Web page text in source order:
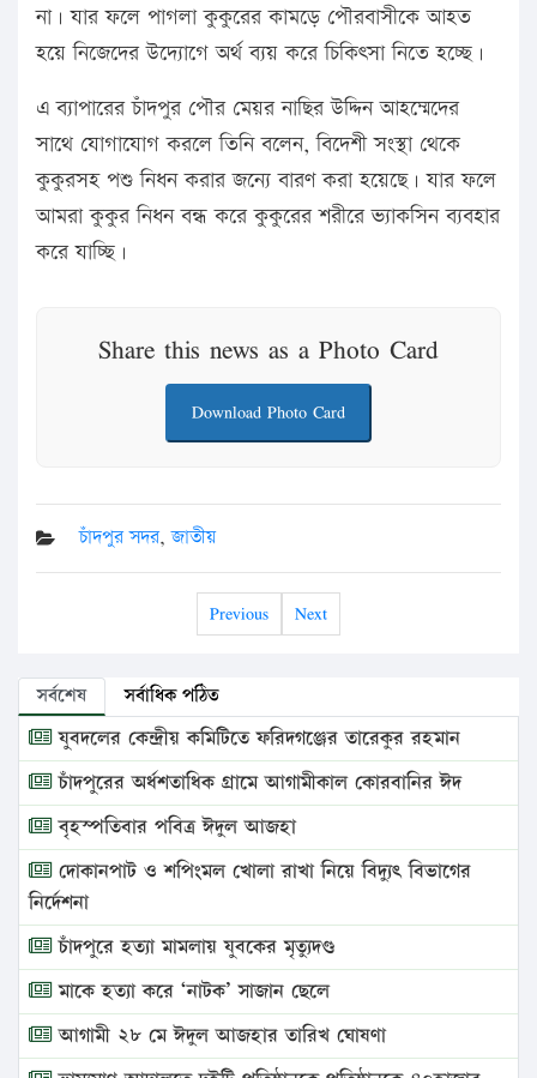
না। যার ফলে পাগলা কুকুরের কামড়ে পৌরবাসীকে আহত
হয়ে নিজেদের উদ্যোগে অর্থ ব্যয় করে চিকিৎসা নিতে হচ্ছে।
এ ব্যাপারের চাঁদপুর পৌর মেয়র নাছির উদ্দিন আহম্মেদের
সাথে যোগাযোগ করলে তিনি বলেন, বিদেশী সংস্থা থেকে
কুকুরসহ পশু নিধন করার জন্যে বারণ করা হয়েছে। যার ফলে
আমরা কুকুর নিধন বন্ধ করে কুকুরের শরীরে ভ্যাকসিন ব্যবহার
করে যাচ্ছি।
Share this news as a Photo Card
Download Photo Card
চাঁদপুর সদর,জাতীয়
Previous Next
সর্বশেষ সর্বাধিক পঠিত
যুবদলের কেন্দ্রীয় কমিটিতে ফরিদগঞ্জের তারেকুর রহমান
চাঁদপুরের অর্ধশতাধিক গ্রামে আগামীকাল কোরবানির ঈদ
বৃহস্পতিবার পবিত্র ঈদুল আজহা
দোকানপাট ও শপিংমল খোলা রাখা নিয়ে বিদ্যুৎ বিভাগের
নির্দেশনা
চাঁদপুরে হত্যা মামলায় যুবকের মৃত্যুদণ্ড
মাকে হত্যা করে ‘নাটক’ সাজান ছেলে
আগামী ২৮ মে ঈদুল আজহার তারিখ ঘোষণা